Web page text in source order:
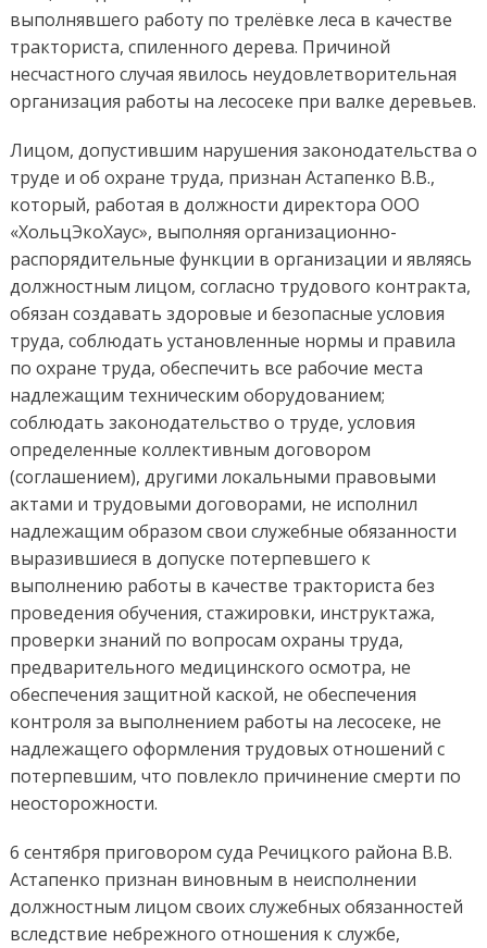
выполнявшего работу по трелёвке леса в качестве
тракториста, спиленного дерева. Причиной
несчастного случая явилось неудовлетворительная
организация работы на лесосеке при валке деревьев.
Лицом, допустившим нарушения законодательства о
труде и об охране труда, признан Астапенко В.В.,
который, работая в должности директора ООО
«ХольцЭкоХаус», выполняя организационно-
распорядительные функции в организации и являясь
должностным лицом, согласно трудового контракта,
обязан создавать здоровые и безопасные условия
труда, соблюдать установленные нормы и правила
по охране труда, обеспечить все рабочие места
надлежащим техническим оборудованием;
соблюдать законодательство о труде, условия
определенные коллективным договором
(соглашением), другими локальными правовыми
актами и трудовыми договорами, не исполнил
надлежащим образом свои служебные обязанности
выразившиеся в допуске потерпевшего к
выполнению работы в качестве тракториста без
проведения обучения, стажировки, инструктажа,
проверки знаний по вопросам охраны труда,
предварительного медицинского осмотра, не
обеспечения защитной каской, не обеспечения
контроля за выполнением работы на лесосеке, не
надлежащего оформления трудовых отношений с
потерпевшим, что повлекло причинение смерти по
неосторожности.
6 сентября приговором суда Речицкого района В.В.
Астапенко признан виновным в неисполнении
должностным лицом своих служебных обязанностей
вследствие небрежного отношения к службе,